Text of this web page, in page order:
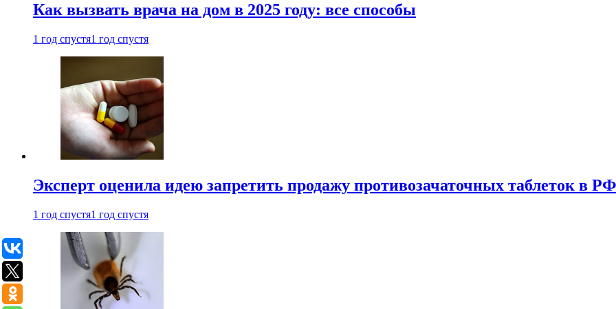
Как вызвать врача на дом в 2025 году: все способы
1 год спустя1 год спустя
Эксперт оценила идею запретить продажу противозачаточных таблеток в РФ
1 год спустя1 год спустя